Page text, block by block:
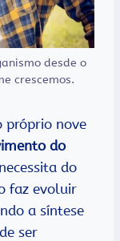
desde o
crescemos.
próprio nove
do
do
faz evoluir
a síntese
ser